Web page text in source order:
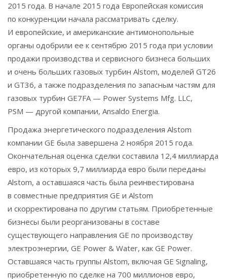
2015 года. В начале 2015 года Европейская комиссия
по конкуренции начала рассматривать сделку.
И европейские, и американские антимонопольные
органы одобрили ее к сентябрю 2015 года при условии
продажи производства и сервисного бизнеса больших
и очень больших газовых турбин Alstom, моделей GT26
и GT36, а также подразделения по запасным частям для
газовых турбин GE7FA — Power Systems Mfg. LLC,
PSM — другой компании, Ansaldo Energia.
Продажа энергетического подразделения Alstom
компании GE была завершена 2 ноября 2015 года.
Окончательная оценка сделки составила 12,4 миллиарда
евро, из которых 9,7 миллиарда евро были переданы
Alstom, а оставшаяся часть была реинвестирована
в совместные предприятия GE и Alstom
и скорректирована по другим статьям. Приобретенные
бизнесы были реорганизованы в составе
существующего направления GE по производству
электроэнергии, GE Power & Water, как GE Power.
Оставшаяся часть группы Alstom, включая GE Signaling,
приобретенную по сделке на 700 миллионов евро,